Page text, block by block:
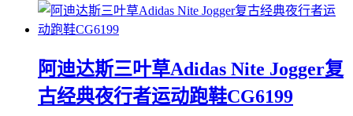
阿迪达斯三叶草Adidas Nite Jogger复
古经典夜行者运动跑鞋CG6199